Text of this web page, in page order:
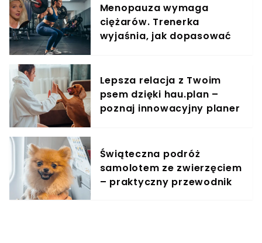
Menopauza wymaga
ciężarów. Trenerka
wyjaśnia, jak dopasować
Lepsza relacja z Twoim
psem dzięki hau.plan –
poznaj innowacyjny planer
Świąteczna podróż
samolotem ze zwierzęciem
– praktyczny przewodnik